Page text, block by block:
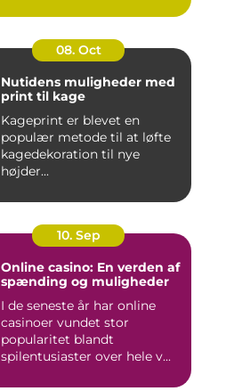
08. Oct
Nutidens muligheder med
print til kage
Kageprint er blevet en
populær metode til at løfte
kagedekoration til nye
højder...
10. Sep
Online casino: En verden af
spænding og muligheder
I de seneste år har online
casinoer vundet stor
popularitet blandt
spilentusiaster over hele v...